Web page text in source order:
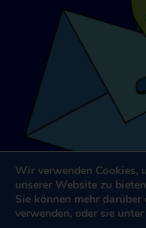
Wir verwenden Cookies,
unserer Website zu
Sie können mehr
verwenden, oder sie unter